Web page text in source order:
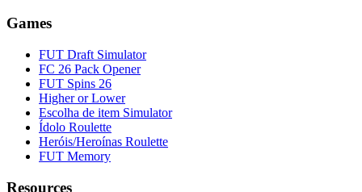
Games
FUT Draft Simulator
FC 26 Pack Opener
FUT Spins 26
Higher or Lower
Escolha de item Simulator
Ídolo Roulette
Heróis/Heroínas Roulette
FUT Memory
Resources